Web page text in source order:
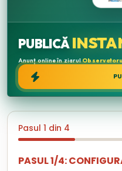
PUBLICĂ
Anunț online în ziarul
Pasul 1 din 4
PASUL 1/4: